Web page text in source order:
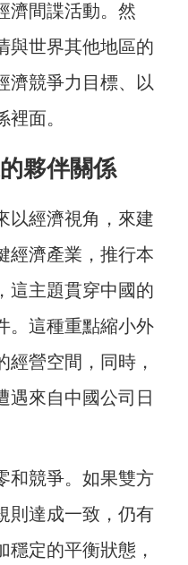
濟間諜活動。然
與世界其他地區的
濟競爭力目標、以
面。
夥伴關係
以經濟視角，來建
經濟產業，推行本
這主題貫穿中國的
。這種重點縮小外
經營空間，同時，
遇來自中國公司日
和競爭。如果雙方
則達成一致，仍有
穩定的平衡狀態，